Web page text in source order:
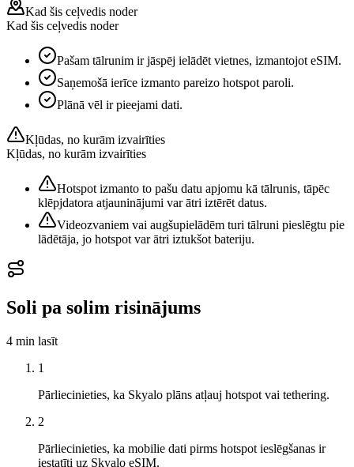
Kad šis ceļvedis noder
Kad šis ceļvedis noder
Pašam tālrunim ir jāspēj ielādēt vietnes, izmantojot eSIM.
Saņemošā ierīce izmanto pareizo hotspot paroli.
Plānā vēl ir pieejami dati.
Kļūdas, no kurām izvairīties
Kļūdas, no kurām izvairīties
Hotspot izmanto to pašu datu apjomu kā tālrunis, tāpēc
klēpjdatora atjauninājumi var ātri iztērēt datus.
Videozvaniem vai augšupielādēm turi tālruni pieslēgtu pie
lādētāja, jo hotspot var ātri iztukšot bateriju.
Soli pa solim risinājums
4 min lasīt
1
Pārliecinieties, ka Skyalo plāns atļauj hotspot vai tethering.
2
Pārliecinieties, ka mobilie dati pirms hotspot ieslēgšanas ir
iestatīti uz Skyalo eSIM.